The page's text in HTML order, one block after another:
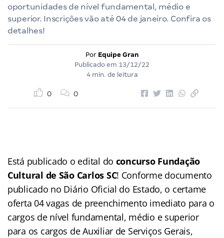
oportunidades de nível fundamental, médio e
superior. Inscrições vão até 04 de janeiro. Confira os
detalhes!
Por Equipe Gran
Publicado em 13/12/22
4 min. de leitura
0 0
Está publicado o edital do concurso Fundação
Cultural de São Carlos SC! Conforme documento
publicado no Diário Oficial do Estado, o certame
oferta 04 vagas de preenchimento imediato para o
cargos de nível fundamental, médio e superior
para os cargos de Auxiliar de Serviços Gerais,